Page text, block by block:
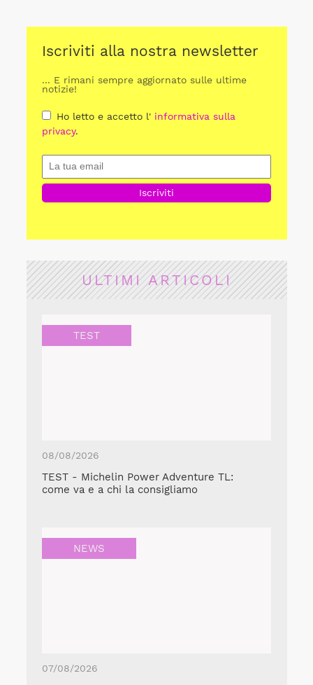
Iscriviti alla nostra newsletter
... E rimani sempre aggiornato sulle ultime
notizie!
Ho letto e accetto l' informativa sulla
privacy.
ULTIMI ARTICOLI
TEST
08/08/2026
TEST - Michelin Power Adventure TL:
come va e a chi la consigliamo
NEWS
07/08/2026